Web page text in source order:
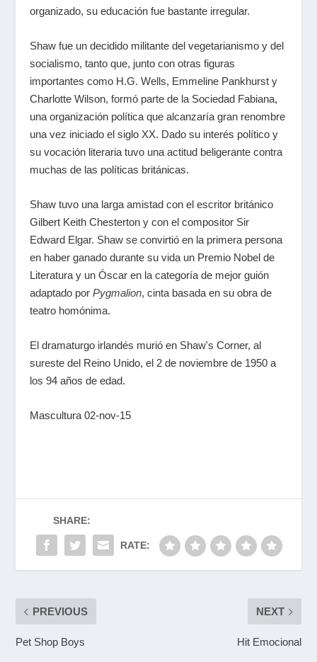
organizado, su educación fue bastante irregular.
Shaw fue un decidido militante del vegetarianismo y del
socialismo, tanto que, junto con otras figuras
importantes como H.G. Wells, Emmeline Pankhurst y
Charlotte Wilson, formó parte de la Sociedad Fabiana,
una organización política que alcanzaría gran renombre
una vez iniciado el siglo XX. Dado su interés político y
su vocación literaria tuvo una actitud beligerante contra
muchas de las políticas británicas.
Shaw tuvo una larga amistad con el escritor británico
Gilbert Keith Chesterton y con el compositor Sir
Edward Elgar. Shaw se convirtió en la primera persona
en haber ganado durante su vida un Premio Nobel de
Literatura y un Óscar en la categoría de mejor guión
adaptado por Pygmalion, cinta basada en su obra de
teatro homónima.
El dramaturgo irlandés murió en Shaw's Corner, al
sureste del Reino Unido, el 2 de noviembre de 1950 a
los 94 años de edad.
Mascultura 02-nov-15
SHARE:
RATE:
PREVIOUS
Pet Shop Boys
NEXT
Hit Emocional